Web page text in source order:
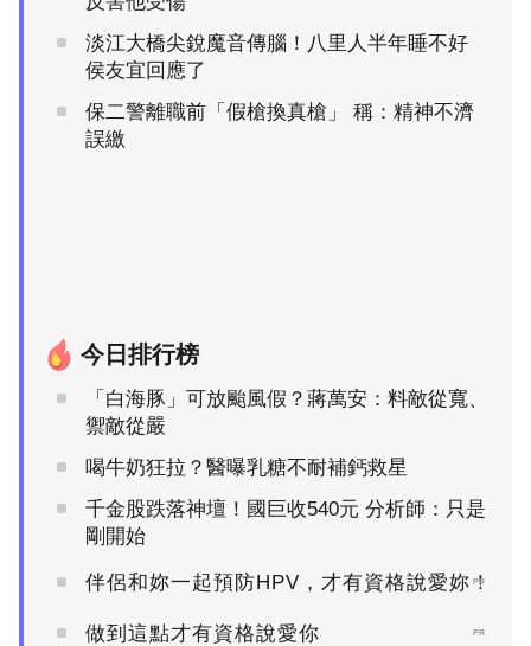
淡江大橋尖銳魔音傳腦！八里人半年睡不好
侯友宜回應了
保二警離職前「假槍換真槍」 稱：精神不濟
誤繳
今日排行榜
「白海豚」可放颱風假？蔣萬安：料敵從寬、
禦敵從嚴
喝牛奶狂拉？醫曝乳糖不耐補鈣救星
千金股跌落神壇！國巨收540元 分析師：只是
剛開始
伴侶和妳一起預防HPV，才有資格說愛妳！
PR
做到這點才有資格說愛你 PR